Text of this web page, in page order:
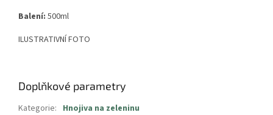
Balení: 500ml
ILUSTRATIVNÍ FOTO
Doplňkové parametry
Kategorie: Hnojiva na zeleninu